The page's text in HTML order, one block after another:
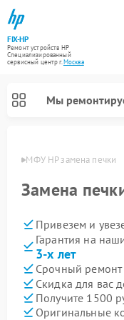
FIX-HP
Ремонт устройств HP
Специализированный
cервисный центр г.Москва
Мы
МФУ HP замена печки
Замена
Привезем и
Гарантия на
3-х лет
Срочный ремонт
Скидка для вас
Получите 1500
Оригинальные